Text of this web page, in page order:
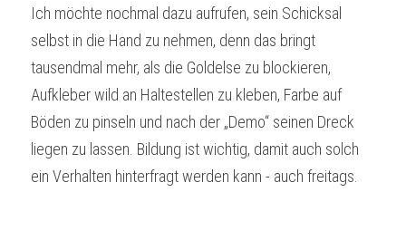
Ich möchte nochmal dazu aufrufen, sein Schicksal
selbst in die Hand zu nehmen, denn das bringt
tausendmal mehr, als die Goldelse zu blockieren,
Aufkleber wild an Haltestellen zu kleben, Farbe auf
Böden zu pinseln und nach der „Demo“ seinen Dreck
liegen zu lassen. Bildung ist wichtig, damit auch solch
ein Verhalten hinterfragt werden kann - auch freitags.